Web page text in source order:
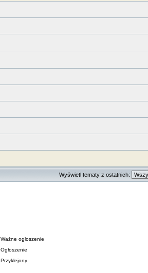
Wyświetl tematy z ostatnich:
Ważne ogłoszenie
Ogłoszenie
Przyklejony